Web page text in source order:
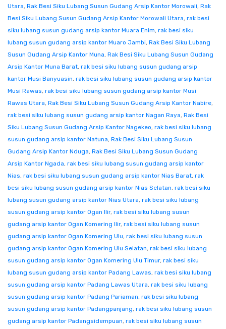
Utara, Rak Besi Siku Lubang Susun Gudang Arsip Kantor Morowali, Rak
Besi Siku Lubang Susun Gudang Arsip Kantor Morowali Utara, rak besi
siku lubang susun gudang arsip kantor Muara Enim, rak besi siku
lubang susun gudang arsip kantor Muaro Jambi, Rak Besi Siku Lubang
Susun Gudang Arsip Kantor Muna, Rak Besi Siku Lubang Susun Gudang
Arsip Kantor Muna Barat, rak besi siku lubang susun gudang arsip
kantor Musi Banyuasin, rak besi siku lubang susun gudang arsip kantor
Musi Rawas, rak besi siku lubang susun gudang arsip kantor Musi
Rawas Utara, Rak Besi Siku Lubang Susun Gudang Arsip Kantor Nabire,
rak besi siku lubang susun gudang arsip kantor Nagan Raya, Rak Besi
Siku Lubang Susun Gudang Arsip Kantor Nagekeo, rak besi siku lubang
susun gudang arsip kantor Natuna, Rak Besi Siku Lubang Susun
Gudang Arsip Kantor Nduga, Rak Besi Siku Lubang Susun Gudang
Arsip Kantor Ngada, rak besi siku lubang susun gudang arsip kantor
Nias, rak besi siku lubang susun gudang arsip kantor Nias Barat, rak
besi siku lubang susun gudang arsip kantor Nias Selatan, rak besi siku
lubang susun gudang arsip kantor Nias Utara, rak besi siku lubang
susun gudang arsip kantor Ogan Ilir, rak besi siku lubang susun
gudang arsip kantor Ogan Komering Ilir, rak besi siku lubang susun
gudang arsip kantor Ogan Komering Ulu, rak besi siku lubang susun
gudang arsip kantor Ogan Komering Ulu Selatan, rak besi siku lubang
susun gudang arsip kantor Ogan Komering Ulu Timur, rak besi siku
lubang susun gudang arsip kantor Padang Lawas, rak besi siku lubang
susun gudang arsip kantor Padang Lawas Utara, rak besi siku lubang
susun gudang arsip kantor Padang Pariaman, rak besi siku lubang
susun gudang arsip kantor Padangpanjang, rak besi siku lubang susun
gudang arsip kantor Padangsidempuan, rak besi siku lubang susun